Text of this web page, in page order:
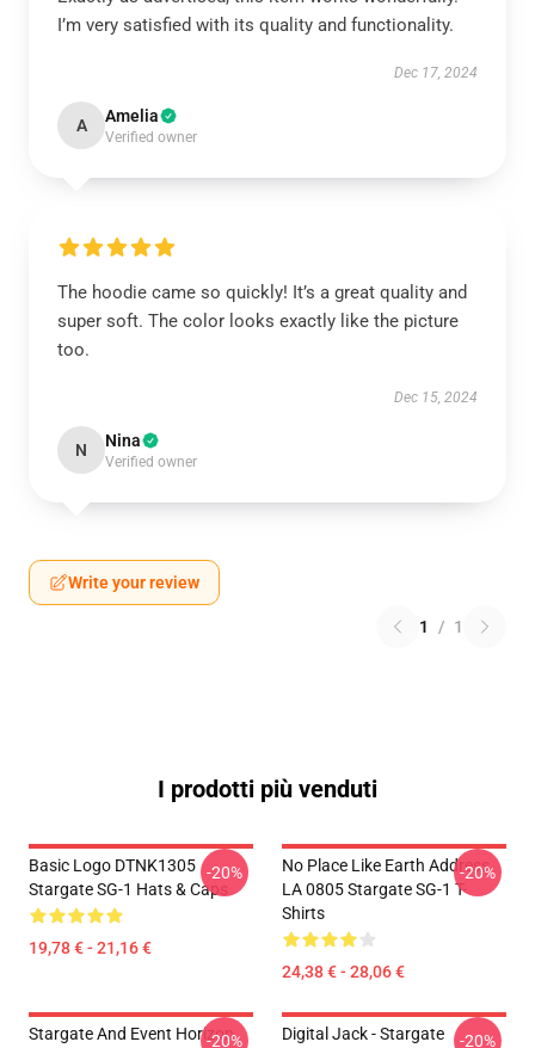
I’m very satisfied with its quality and functionality.
Dec 17, 2024
A Amelia
Verified owner
The hoodie came so quickly! It’s a great quality and
super soft. The color looks exactly like the picture
too.
Dec 15, 2024
N Nina
Verified owner
Write your review
1 / 1
I prodotti più venduti
Basic Logo DTNK1305
Stargate SG-1 Hats & Caps
19,78 € - 21,16 €
-20%
No Place Like Earth Address
LA 0805 Stargate SG-1 T-
Shirts
24,38 € - 28,06 €
-20%
Stargate And Event Horizon
-20%
Digital Jack - Stargate
-20%